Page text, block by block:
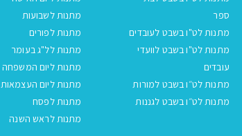
ספר
מתנות לט"ו בשבט לעובדים
מתנות לט"ו בשבט לוועדי
עובדים
מתנות לט״ו בשבט למורות
מתנות לט״ו בשבט לגננות
מתנות לשבועות
מתנות לפורים
מתנות לל"ג בעומר
מתנות ליום המשפחה
מתנות ליום העצמאות
מתנות לפסח
מתנות לראש השנה